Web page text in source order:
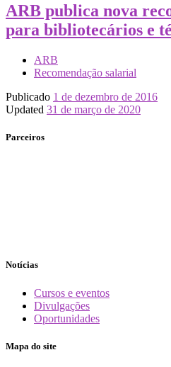
ARB publica nova
para bibliotecários e
ARB
Recomendação salarial
Publicado 1 de dezembro de 2016
Updated 31 de março de 2020
Parceiros
Notícias
Cursos e eventos
Divulgações
Oportunidades
Mapa do site